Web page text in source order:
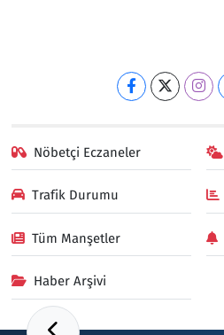
Nöbetçi Eczaneler
Trafik Durumu
Tüm Manşetler
Haber Arşivi